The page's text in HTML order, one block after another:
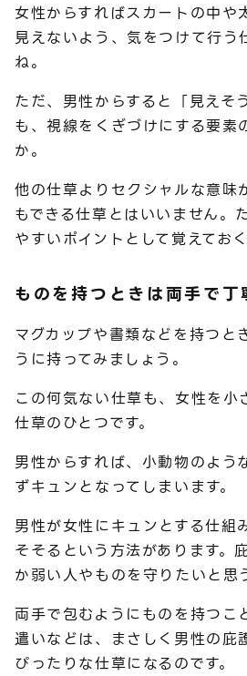
女性からすればスカートの中や
見えないよう、気をつけて行う
ね。
ただ、男性からすると「見えそ
も、視線をくぎづけにする要素
か。
他の仕草よりセクシャルな意味
もできる仕草とはいいません。
やすいポイントとして覚えてお
ものを持つときは両手で丁
マグカップや書類などを持つと
うに持ってみましょう。
この何気ない仕草も、女性を小
仕草のひとつです。
男性からすれば、小動物のよう
ずキュンとなってしまいます。
男性が女性にキュンとする仕組
そそるという方法があります。
か弱い人やものを守りたいと思
両手で包むようにものを持つこ
遣いなどは、まさしく男性の庇
ぴったりな仕草になるのです。